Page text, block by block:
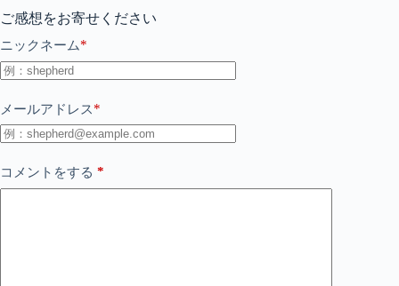
ご感想をお寄せください
ニックネーム*
メールアドレス*
コメントをする *